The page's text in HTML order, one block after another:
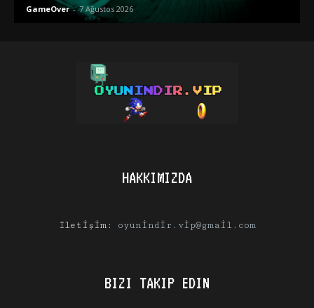
GameOver - 7 Ağustos 2026
HAKKIMIZDA
İletişim: oyunindir.vip@gmail.com
BIZI TAKIP EDIN